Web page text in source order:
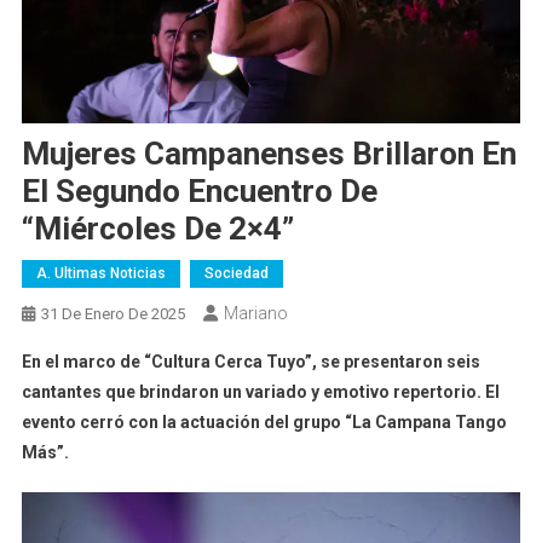
Mujeres Campanenses Brillaron En
El Segundo Encuentro De
“Miércoles De 2×4”
A. Ultimas Noticias Sociedad
31 De Enero De 2025 Mariano
En el marco de “Cultura Cerca Tuyo”, se presentaron seis
cantantes que brindaron un variado y emotivo repertorio. El
evento cerró con la actuación del grupo “La Campana Tango
Más”.